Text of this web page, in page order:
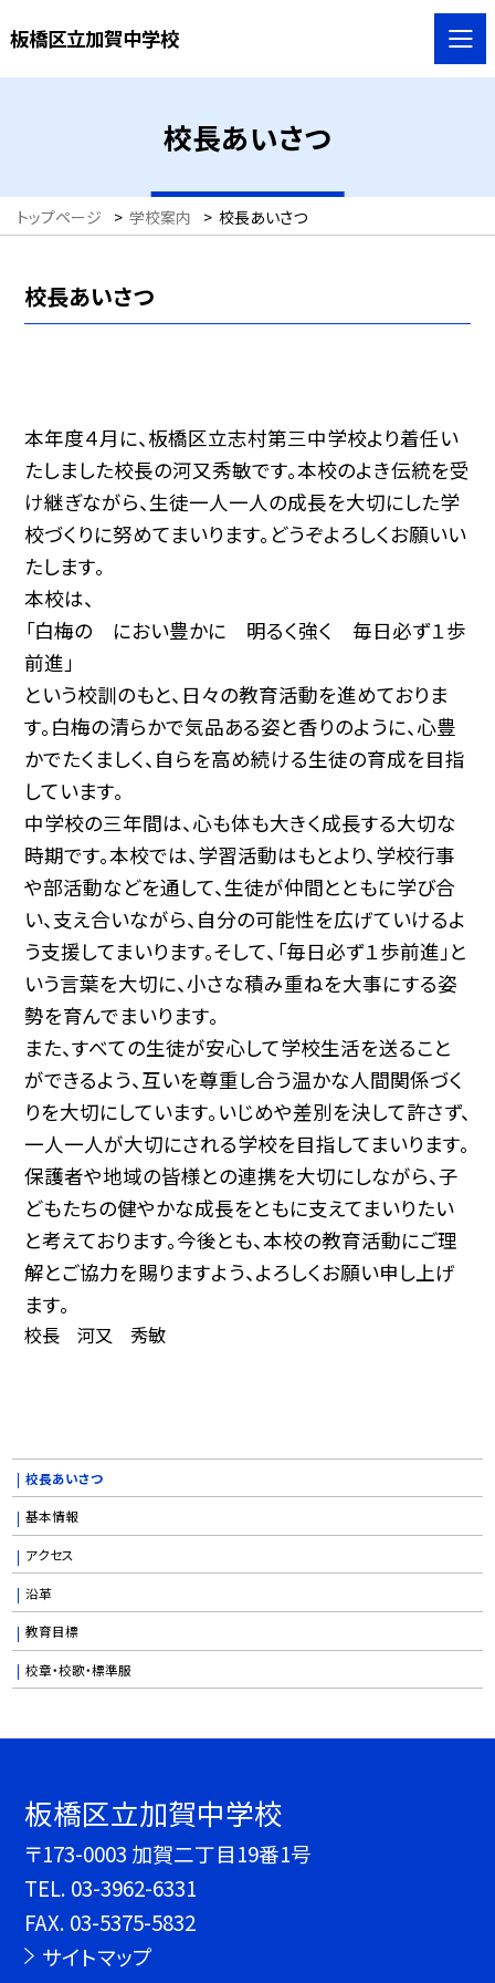
板橋区立加賀中学校
校長あいさつ
トップページ > 学校案内 > 校長あいさつ
校長あいさつ
本年度４月に、板橋区立志村第三中学校より着任い
たしました校長の河又秀敏です。本校のよき伝統を受
け継ぎながら、生徒一人一人の成長を大切にした学
校づくりに努めてまいります。どうぞよろしくお願いい
たします。
本校は、
「白梅の におい豊かに 明るく強く 毎日必ず１歩
前進」
という校訓のもと、日々の教育活動を進めておりま
す。白梅の清らかで気品ある姿と香りのように、心豊
かでたくましく、自らを高め続ける生徒の育成を目指
しています。
中学校の三年間は、心も体も大きく成長する大切な
時期です。本校では、学習活動はもとより、学校行事
や部活動などを通して、生徒が仲間とともに学び合
い、支え合いながら、自分の可能性を広げていけるよ
う支援してまいります。そして、「毎日必ず１歩前進」と
いう言葉を大切に、小さな積み重ねを大事にする姿
勢を育んでまいります。
また、すべての生徒が安心して学校生活を送ること
ができるよう、互いを尊重し合う温かな人間関係づく
りを大切にしています。いじめや差別を決して許さず、
一人一人が大切にされる学校を目指してまいります。
保護者や地域の皆様との連携を大切にしながら、子
どもたちの健やかな成長をともに支えてまいりたい
と考えております。今後とも、本校の教育活動にご理
解とご協力を賜りますよう、よろしくお願い申し上げ
ます。
校長 河又 秀敏
校長あいさつ
基本情報
アクセス
沿革
教育目標
校章・校歌・標準服
板橋区立加賀中学校
〒173-0003 加賀二丁目19番1号
TEL. 03-3962-6331
FAX. 03-5375-5832
サイトマップ